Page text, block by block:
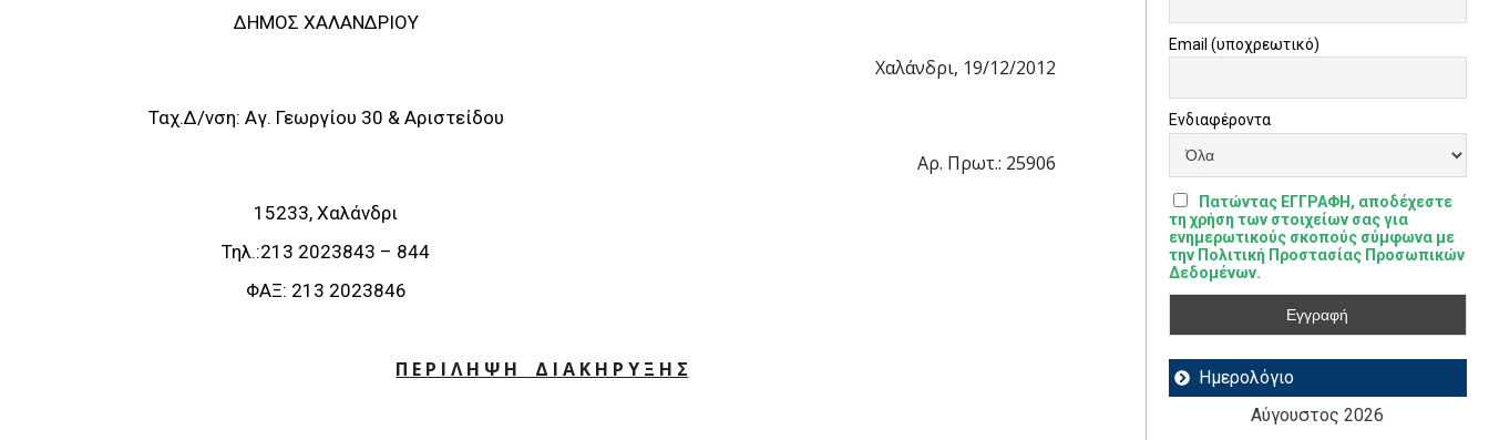
ΔΗΜΟΣ ΧΑΛΑΝΔΡΙΟΥ
Χαλάνδρι, 19/12/2012
Ταχ.Δ/νση: Αγ. Γεωργίου 30 & Αριστείδου
Αρ. Πρωτ.: 25906
15233, Χαλάνδρι
Τηλ.:213 2023843 – 844
ΦΑΞ: 213 2023846
Π Ε Ρ Ι Λ Η Ψ Η Δ Ι Α Κ Η Ρ Υ Ξ Η Σ
Email (υποχρεωτικό)
Ενδιαφέροντα
Πατώντας ΕΓΓΡΑΦΗ, αποδέχεστε
τη χρήση των στοιχείων σας για
ενημερωτικούς σκοπούς σύμφωνα με
την Πολιτική Προστασίας Προσωπικών
Δεδομένων.
Ημερολόγιο
Αύγουστος 2026